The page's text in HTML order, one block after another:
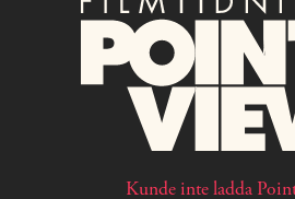
Kunde inte ladda